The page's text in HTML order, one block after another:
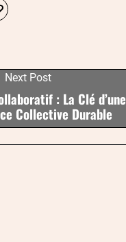
Next Post
: La Clé d’une
Collective Durable